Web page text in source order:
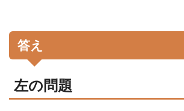
答え
左の問題